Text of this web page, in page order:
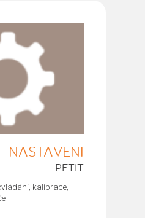
NASTAVENÍ
PETIT
kalibrace,